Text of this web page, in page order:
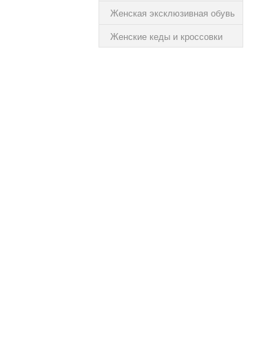
Женская эксклюзивная обувь
Женские кеды и кроссовки